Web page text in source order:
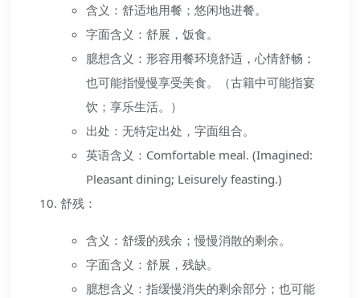
含义：舒适地用餐；悠闲地进餐。
字面含义：舒展，饭食。
臆想含义：形容用餐环境舒适，心情舒畅；
也可能指慢慢享受美食。（古籍中可能指宴
饮；享乐生活。）
出处：无特定出处，字面组合。
英语含义：Comfortable meal. (Imagined:
Pleasant dining; Leisurely feasting.)
舒残：
含义：舒缓的残余；慢慢消散的剩余。
字面含义：舒展，残缺。
臆想含义：指缓慢消失的剩余部分；也可能